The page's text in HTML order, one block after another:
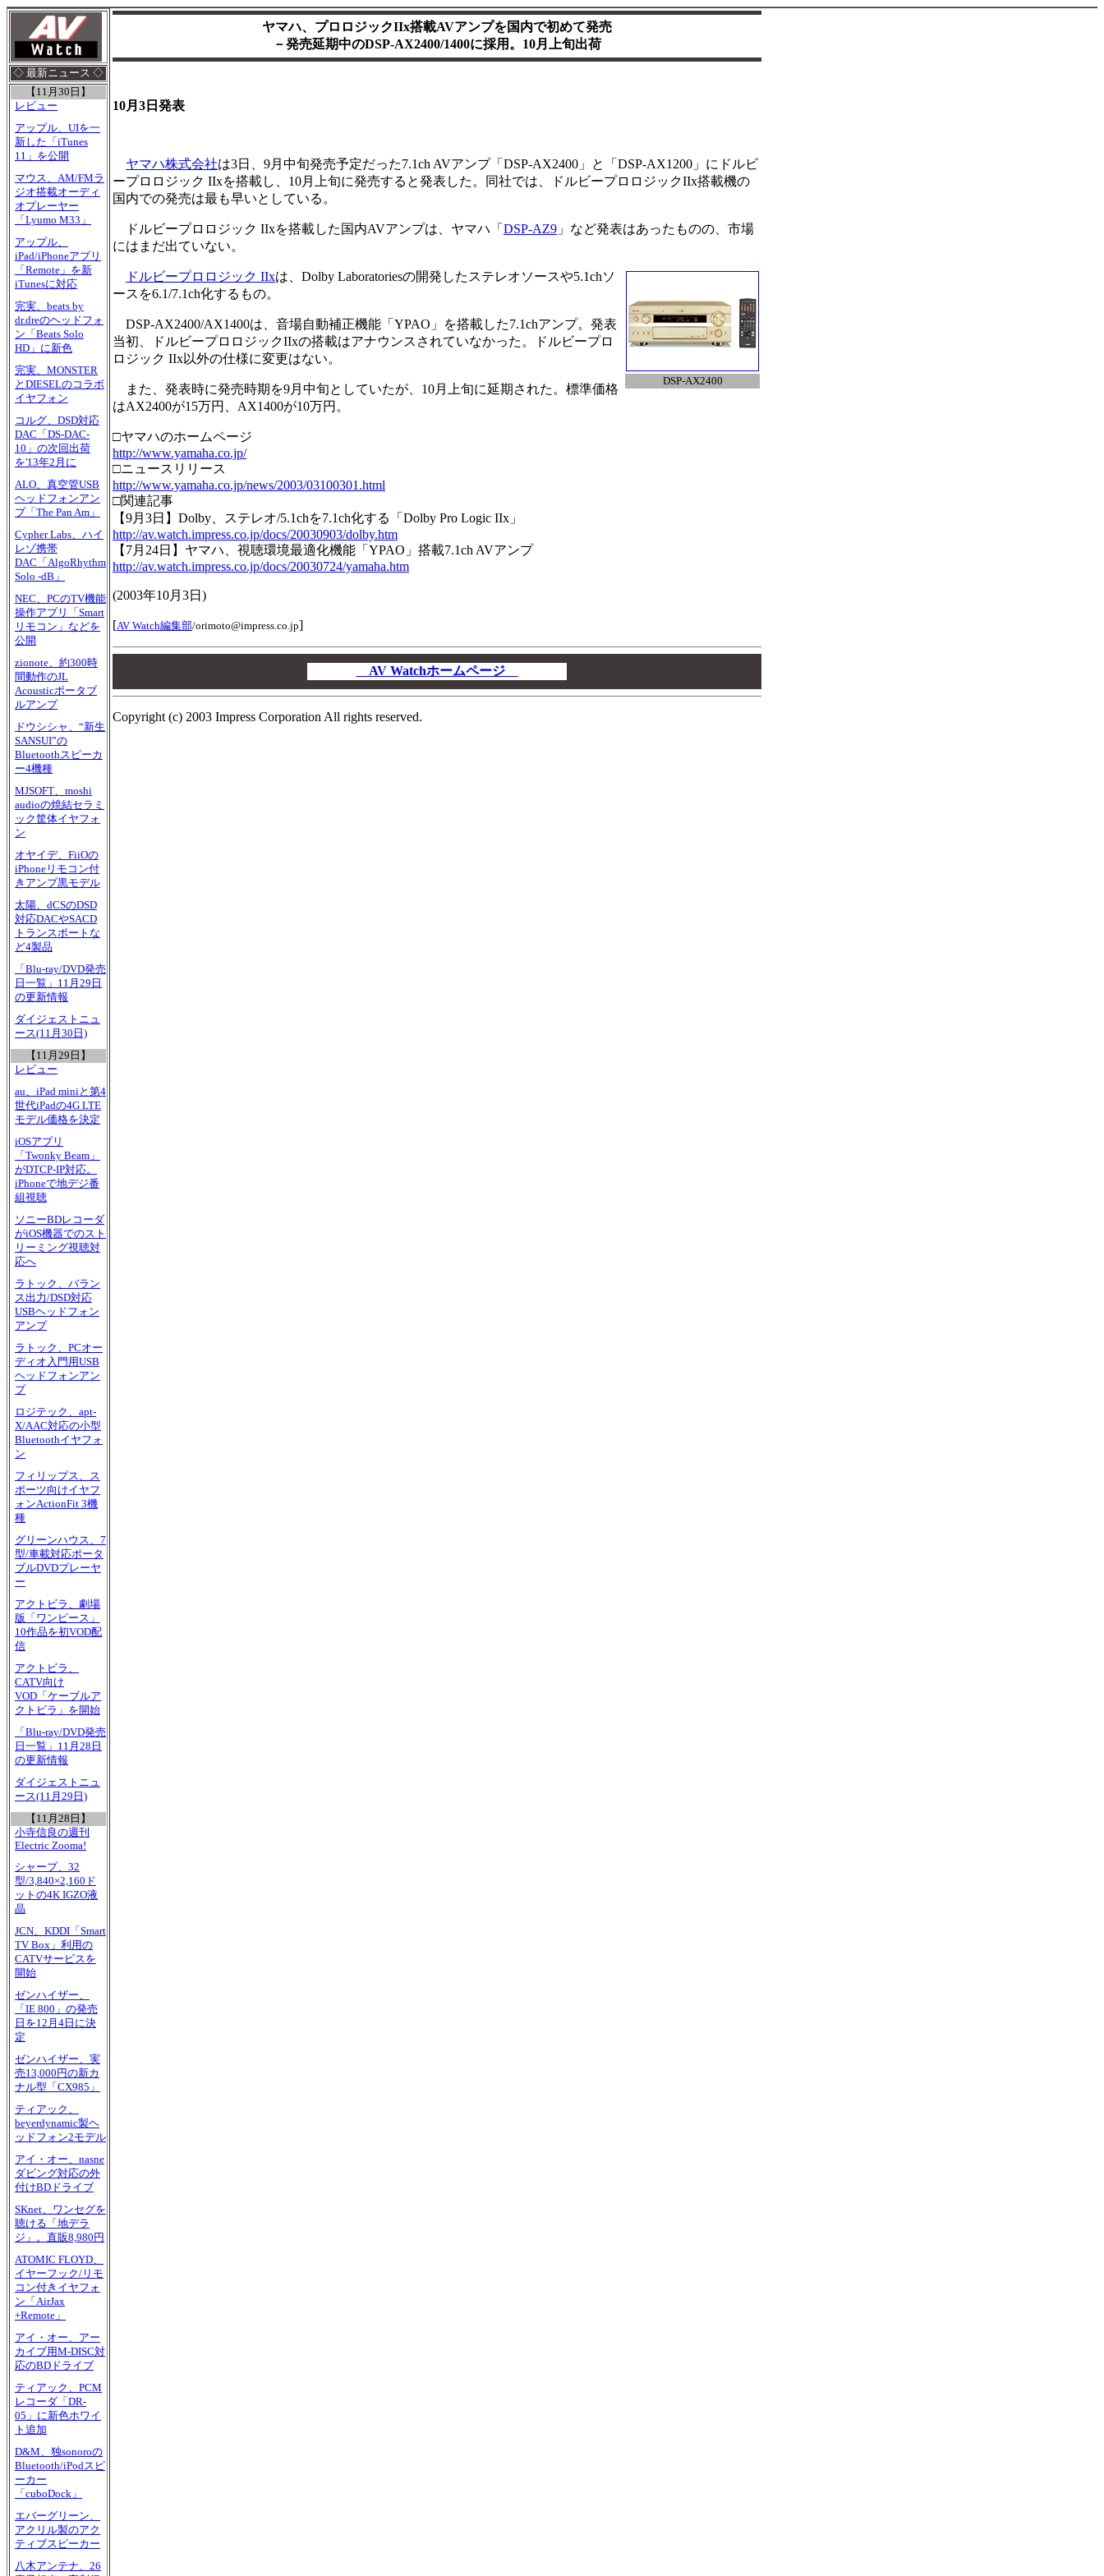
◇ 最新ニュース ◇
【11月30日】
レビュー
アップル、UIを一
新した「iTunes
11」を公開
マウス、AM/FMラ
ジオ搭載オーディ
オプレーヤー
「Lyumo M33」
アップル、
iPad/iPhoneアプリ
「Remote」を新
iTunesに対応
完実、beats by
dr.dreのヘッドフォ
ン「Beats Solo
HD」に新色
完実、MONSTER
とDIESELのコラボ
イヤフォン
コルグ、DSD対応
DAC「DS-DAC-
10」の次回出荷
を'13年2月に
ALO、真空管USB
ヘッドフォンアン
プ「The Pan Am」
Cypher Labs、ハイ
レゾ携帯
DAC「AlgoRhythm
Solo -dB」
NEC、PCのTV機能
操作アプリ「Smart
リモコン」などを
公開
zionote、約300時
間動作のJL
Acousticポータブ
ルアンプ
ドウシシャ、“新生
SANSUI”の
Bluetoothスピーカ
ー4機種
MJSOFT、moshi
audioの焼結セラミ
ック筐体イヤフォ
ン
オヤイデ、FiiOの
iPhoneリモコン付
きアンプ黒モデル
太陽、dCSのDSD
対応DACやSACD
トランスポートな
ど4製品
「Blu-ray/DVD発売
日一覧」11月29日
の更新情報
ダイジェストニュ
ース(11月30日)
【11月29日】
レビュー
au、iPad miniと第4
世代iPadの4G LTE
モデル価格を決定
iOSアプリ
「Twonky Beam」
がDTCP-IP対応。
iPhoneで地デジ番
組視聴
ソニーBDレコーダ
がiOS機器でのスト
リーミング視聴対
応へ
ラトック、バラン
ス出力/DSD対応
USBヘッドフォン
アンプ
ラトック、PCオー
ディオ入門用USB
ヘッドフォンアン
プ
ロジテック、apt-
X/AAC対応の小型
Bluetoothイヤフォ
ン
フィリップス、ス
ポーツ向けイヤフ
ォンActionFit 3機
種
グリーンハウス、7
型/車載対応ポータ
ブルDVDプレーヤ
ー
アクトビラ、劇場
版「ワンピース」
10作品を初VOD配
信
アクトビラ、
CATV向け
VOD「ケーブルア
クトビラ」を開始
「Blu-ray/DVD発売
日一覧」11月28日
の更新情報
ダイジェストニュ
ース(11月29日)
【11月28日】
小寺信良の週刊
Electric Zooma!
シャープ、32
型/3,840×2,160ド
ットの4K IGZO液
晶
JCN、KDDI「Smart
TV Box」利用の
CATVサービスを
開始
ゼンハイザー、
「IE 800」の発売
日を12月4日に決
定
ゼンハイザー、実
売13,000円の新カ
ナル型「CX985」
ティアック、
beyerdynamic製ヘ
ッドフォン2モデル
アイ・オー、nasne
ダビング対応の外
付けBDドライブ
SKnet、ワンセグを
聴ける「地デラ
ジ」。直販8,980円
ATOMIC FLOYD、
イヤーフック/リモ
コン付きイヤフォ
ン「AirJax
+Remote」
アイ・オー、アー
カイブ用M-DISC対
応のBDドライブ
ティアック、PCM
レコーダ「DR-
05」に新色ホワイ
ト追加
D&M、独sonoroの
Bluetooth/iPodスピ
ーカー
「cuboDock」
エバーグリーン、
アクリル製のアク
ティブスピーカー
八木アンテナ、26
ヤマハ、プロロジックIIx搭載AVアンプを国内で初めて発売
－発売延期中のDSP-AX2400/1400に採用。10月上旬出荷
10月3日発表
ヤマハ株式会社は3日、9月中旬発売予定だった7.1ch AVアンプ「DSP-AX2400」と「DSP-AX1200」にドルビ
ープロロジック IIxを搭載し、10月上旬に発売すると発表した。同社では、ドルビープロロジックIIx搭載機の
国内での発売は最も早いとしている。
ドルビープロロジック IIxを搭載した国内AVアンプは、ヤマハ「 DSP-AZ9 」など発表はあったものの、市場
にはまだ出ていない。
DSP-AX2400
ドルビープロロジック IIxは、Dolby Laboratoriesの開発したステレオソースや5.1chソ
ースを6.1/7.1ch化するもの。
DSP-AX2400/AX1400は、音場自動補正機能「YPAO」を搭載した7.1chアンプ。発表
当初、ドルビープロロジックIIxの搭載はアナウンスされていなかった。ドルビープロ
ロジック IIx以外の仕様に変更はない。
また、発表時に発売時期を9月中旬としていたが、10月上旬に延期された。標準価格
はAX2400が15万円、AX1400が10万円。
□ヤマハのホームページ
http://www.yamaha.co.jp/
□ニュースリリース
http://www.yamaha.co.jp/news/2003/03100301.html
□関連記事
【9月3日】Dolby、ステレオ/5.1chを7.1ch化する「Dolby Pro Logic IIx」
http://av.watch.impress.co.jp/docs/20030903/dolby.htm
【7月24日】ヤマハ、視聴環境最適化機能「YPAO」搭載7.1ch AVアンプ
http://av.watch.impress.co.jp/docs/20030724/yamaha.htm
(2003年10月3日)
[AV Watch編集部/orimoto@impress.co.jp]
AV Watchホームページ
Copyright (c) 2003 Impress Corporation All rights reserved.